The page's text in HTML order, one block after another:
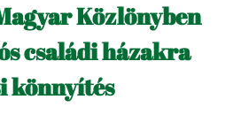
Közlönyben
családi házakra
könnyítés